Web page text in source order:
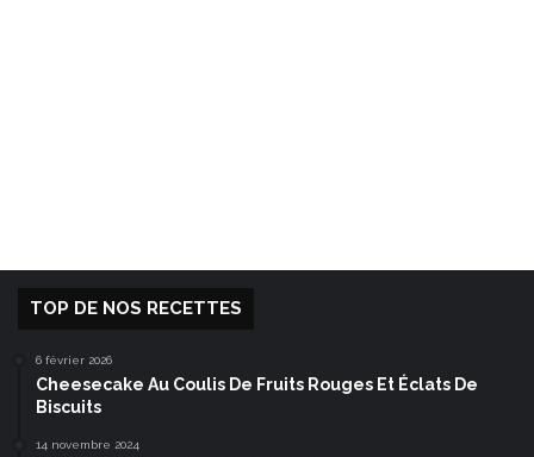
TOP DE NOS RECETTES
6 février 2026
Cheesecake Au Coulis De Fruits Rouges Et Éclats De
Biscuits
14 novembre 2024